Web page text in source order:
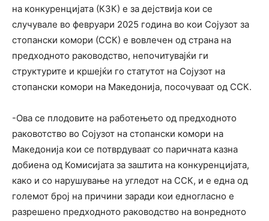
на конкуренцијата (КЗК) е за дејствија кои се
случувале во февруари 2025 година во кои Сојузот за
стопански комори (ССК) е вовлечен од страна на
предходното раководство, непочитувајќи ги
структурите и кршејќи го статутот на Сојузот на
стопански комори на Македонија, посочуваат од ССК.
-Ова се плодовите на работењето од предходното
раковотство во Сојузот на стопански комори на
Македонија кои се потврдуваат со паричната казна
добиена од Комисијата за заштита на конкуренцијата,
како и со нарушување на угледот на ССК, и е една од
големот број на причини заради кои едногласно е
разрешено предходното раководство на вонредното